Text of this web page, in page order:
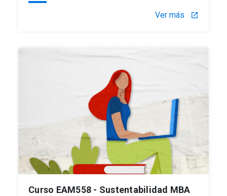
Ver más launch
Curso EAM558 - Sustentabilidad MBA